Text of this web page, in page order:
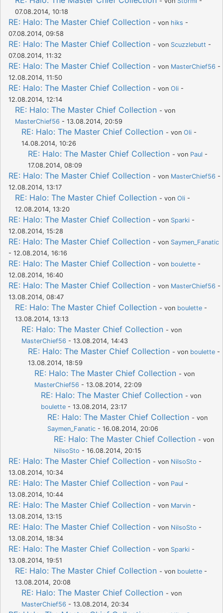
07.08.2014, 10:18
RE: Halo: The Master Chief Collection - von hiks -
07.08.2014, 09:58
RE: Halo: The Master Chief Collection - von Scuzzlebutt -
07.08.2014, 11:32
RE: Halo: The Master Chief Collection - von MasterChief56 -
12.08.2014, 11:50
RE: Halo: The Master Chief Collection - von Oli -
12.08.2014, 12:14
RE: Halo: The Master Chief Collection - von
MasterChief56 - 13.08.2014, 20:59
RE: Halo: The Master Chief Collection - von Oli -
14.08.2014, 10:26
RE: Halo: The Master Chief Collection - von Paul -
17.08.2014, 08:09
RE: Halo: The Master Chief Collection - von MasterChief56 -
12.08.2014, 13:17
RE: Halo: The Master Chief Collection - von Oli -
12.08.2014, 13:20
RE: Halo: The Master Chief Collection - von Sparki -
12.08.2014, 15:28
RE: Halo: The Master Chief Collection - von Saymen_Fanatic
- 12.08.2014, 16:16
RE: Halo: The Master Chief Collection - von boulette -
12.08.2014, 16:40
RE: Halo: The Master Chief Collection - von MasterChief56 -
13.08.2014, 08:47
RE: Halo: The Master Chief Collection - von boulette -
13.08.2014, 13:13
RE: Halo: The Master Chief Collection - von
MasterChief56 - 13.08.2014, 14:43
RE: Halo: The Master Chief Collection - von boulette -
13.08.2014, 18:59
RE: Halo: The Master Chief Collection - von
MasterChief56 - 13.08.2014, 22:09
RE: Halo: The Master Chief Collection - von
boulette - 13.08.2014, 23:17
RE: Halo: The Master Chief Collection - von
Saymen_Fanatic - 16.08.2014, 20:06
RE: Halo: The Master Chief Collection - von
NilsoSto - 16.08.2014, 20:15
RE: Halo: The Master Chief Collection - von NilsoSto -
13.08.2014, 10:34
RE: Halo: The Master Chief Collection - von Paul -
13.08.2014, 10:44
RE: Halo: The Master Chief Collection - von Marvin -
13.08.2014, 13:15
RE: Halo: The Master Chief Collection - von NilsoSto -
13.08.2014, 18:34
RE: Halo: The Master Chief Collection - von Sparki -
13.08.2014, 19:51
RE: Halo: The Master Chief Collection - von boulette -
13.08.2014, 20:08
RE: Halo: The Master Chief Collection - von
MasterChief56 - 13.08.2014, 20:34